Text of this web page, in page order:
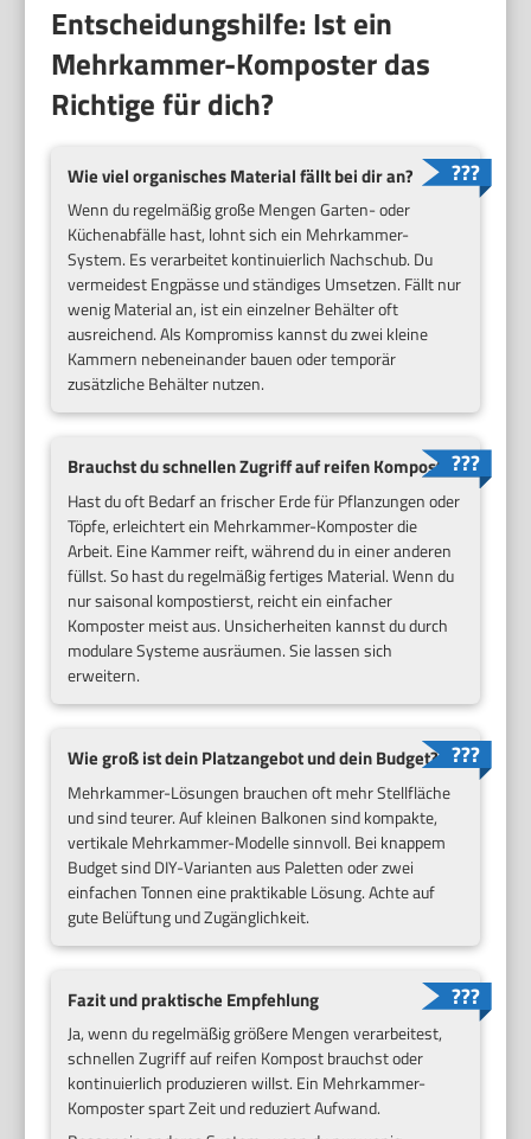
Entscheidungshilfe: Ist ein
Mehrkammer-Komposter das
Richtige für dich?
Wie viel organisches Material fällt bei dir an?
Wenn du regelmäßig große Mengen Garten- oder
Küchenabfälle hast, lohnt sich ein Mehrkammer-
System. Es verarbeitet kontinuierlich Nachschub. Du
vermeidest Engpässe und ständiges Umsetzen. Fällt nur
wenig Material an, ist ein einzelner Behälter oft
ausreichend. Als Kompromiss kannst du zwei kleine
Kammern nebeneinander bauen oder temporär
zusätzliche Behälter nutzen.
Brauchst du schnellen Zugriff auf reifen Kompost?
Hast du oft Bedarf an frischer Erde für Pflanzungen oder
Töpfe, erleichtert ein Mehrkammer-Komposter die
Arbeit. Eine Kammer reift, während du in einer anderen
füllst. So hast du regelmäßig fertiges Material. Wenn du
nur saisonal kompostierst, reicht ein einfacher
Komposter meist aus. Unsicherheiten kannst du durch
modulare Systeme ausräumen. Sie lassen sich
erweitern.
Wie groß ist dein Platzangebot und dein Budget?
Mehrkammer-Lösungen brauchen oft mehr Stellfläche
und sind teurer. Auf kleinen Balkonen sind kompakte,
vertikale Mehrkammer-Modelle sinnvoll. Bei knappem
Budget sind DIY-Varianten aus Paletten oder zwei
einfachen Tonnen eine praktikable Lösung. Achte auf
gute Belüftung und Zugänglichkeit.
Fazit und praktische Empfehlung
Ja, wenn du regelmäßig größere Mengen verarbeitest,
schnellen Zugriff auf reifen Kompost brauchst oder
kontinuierlich produzieren willst. Ein Mehrkammer-
Komposter spart Zeit und reduziert Aufwand.